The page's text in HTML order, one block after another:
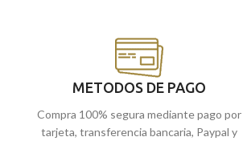
por Torres joyeros para que esté siempre
en nuestras tiendas de Málaga y
a casa.
METODOS DE PAGO
Compra 100% segura mediante pago por
tarjeta, transferencia bancaria, Paypal y